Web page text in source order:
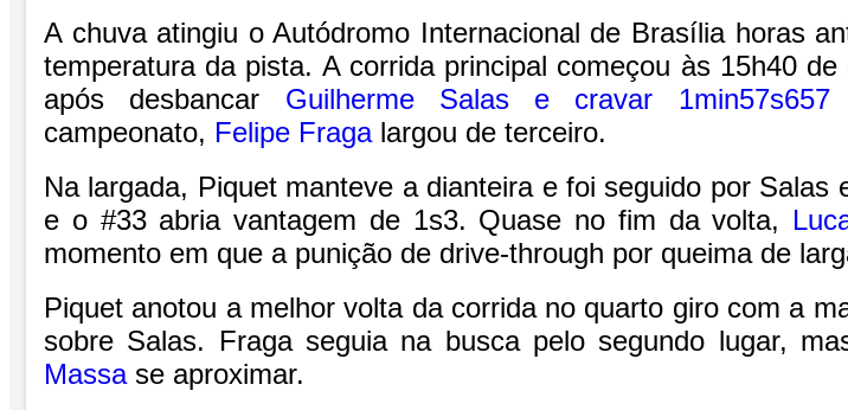
A chuva atingiu o Autódromo Internacional de Brasília horas
temperatura da pista. A corrida principal começou às 15h40
após desbancar
Guilherme Salas e cravar 1min57s657
campeonato, Felipe Fragalargou de terceiro.
Na largada, Piquet manteve a dianteira e foi seguido por Salas
e o #33 abria vantagem de 1s3. Quase no fim da volta,
momento em que a punição de drive-through por queima de
Piquet anotou a melhor volta da corrida no quarto giro com a
sobre Salas. Fraga seguia na busca pelo segundo lugar,
Massase aproximar.